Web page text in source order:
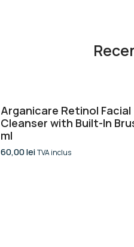
Arganicare Retinol Facial
Cleanser with Built-In
ml
60,00leiTVA inclus